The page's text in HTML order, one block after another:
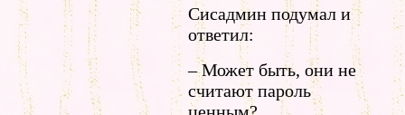
Сисадмин подумал и
ответил:
– Может быть, они не
считают пароль